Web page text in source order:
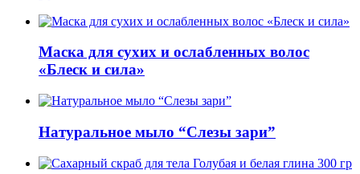
Маска для сухих и ослабленных волос
«Блеск и сила»
Натуральное мыло “Слезы зари”